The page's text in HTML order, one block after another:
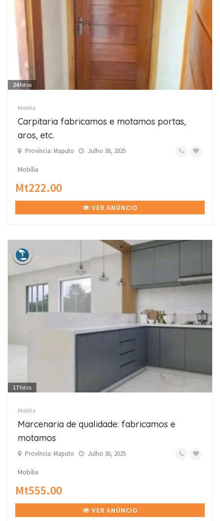
24fotos
Mobília
Carpitaria fabricamos e motamos portas,
aros, etc.
Província: Maputo Julho 30, 2025
Mobília
Mt222.00
VER ANÚNCIO
17fotos
Mobília
Marcenaria de qualidade: fabricamos e
motamos
Província: Maputo Julho 30, 2025
Mobília
Mt555.00
VER ANÚNCIO